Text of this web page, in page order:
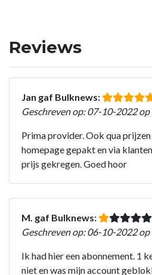
Reviews
Jan gaf Bulknews:
Geschreven op: 07-10-2022 op
Prima provider. Ook qua
homepage gepakt en via
prijs gekregen. Goed hoor
M. gaf Bulknews:
Geschreven op: 06-10-2022 op
Ik had hier een abonnement. 1
niet en was mijn account